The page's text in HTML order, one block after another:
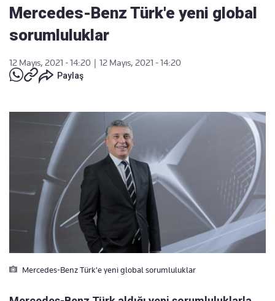
Mercedes-Benz Türk'e yeni global
sorumluluklar
12 Mayıs, 2021 - 14:20
12 Mayıs, 2021 - 14:20
Paylaş
Mercedes-Benz Türk'e yeni global sorumluluklar